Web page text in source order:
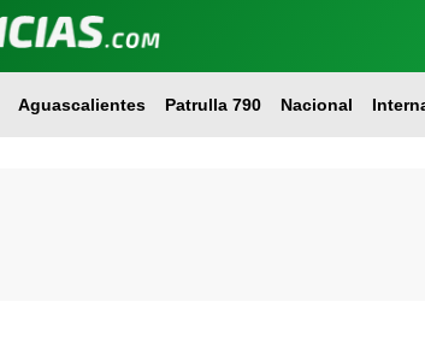
Aguascalientes Patrulla 790 Nacional